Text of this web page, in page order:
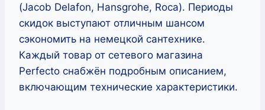
(Jacob Delafon, Hansgrohe, Roca). Периоды
скидок выступают отличным шансом
сэкономить на немецкой сантехнике.
Каждый товар от сетевого магазина
Perfecto снабжён подробным описанием,
включающим технические характеристики.